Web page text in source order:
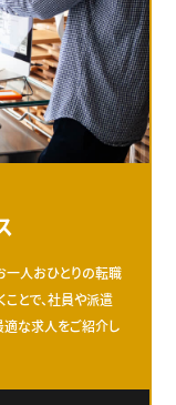
一人おひとりの転職
とで、社員や派遣
適な求人をご紹介し